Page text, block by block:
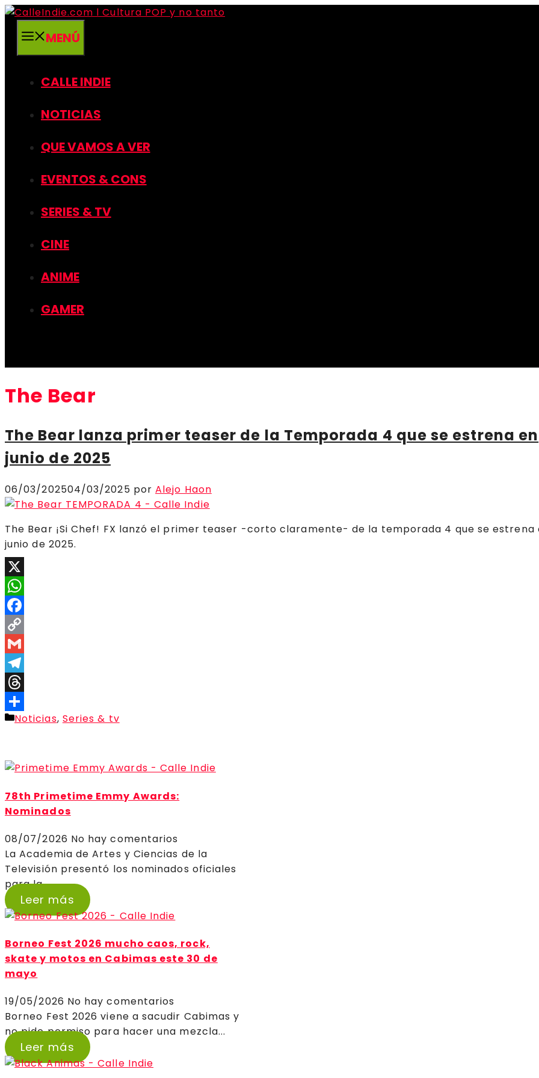
Saltar
contenidoMENÚ
CALLE INDIE
NOTICIAS
QUE VAMOS A VER
EVENTOS & CONS
SERIES & TV
CINE
ANIME
GAMER
The Bear
The Bear lanza primer teaser de la Temporada 4 que se estrena en
junio de 2025
06/03/202504/03/2025 porAlejo Haon
The Bear ¡Si Chef! FX lanzó el primer teaser -corto claramente- de la temporada 4 que se estrena
junio de 2025.
X
WhatsApp
Facebook
Copy
Link
Gmail
Telegram
Threads
Compartir
Categorías
Noticias, Series & tv
78th Primetime Emmy Awards:
Nominados
08/07/2026 No hay comentarios
La Academia de Artes y Ciencias de la
Televisión presentó los nominados oficiales
para la...
Leer más
Borneo Fest 2026 mucho caos, rock,
skate y motos en Cabimas este 30 de
mayo
19/05/2026 No hay comentarios
Borneo Fest 2026 viene a sacudir Cabimas y
no pide permiso para hacer una mezcla...
Leer más